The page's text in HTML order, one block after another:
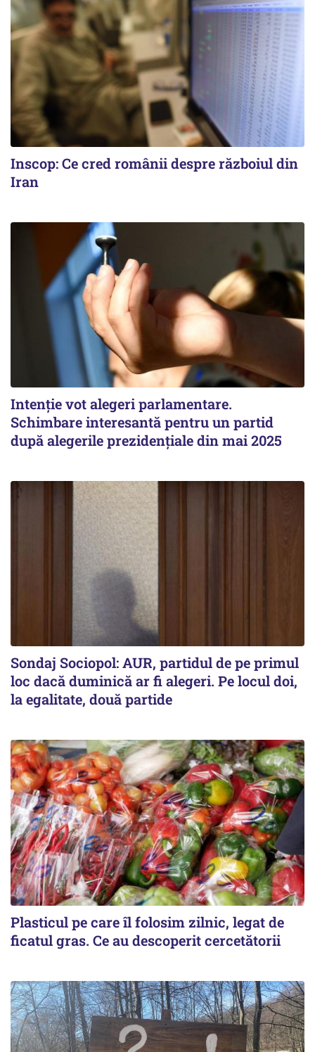
Inscop: Ce cred românii despre războiul din
Iran
Intenție vot alegeri parlamentare.
Schimbare interesantă pentru un partid
după alegerile prezidențiale din mai 2025
Sondaj Sociopol: AUR, partidul de pe primul
loc dacă duminică ar fi alegeri. Pe locul doi,
la egalitate, două partide
Plasticul pe care îl folosim zilnic, legat de
ficatul gras. Ce au descoperit cercetătorii